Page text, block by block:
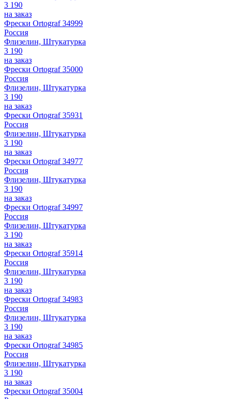
3 190
на заказ
Фрески Ortograf 34999
Россия
Флизелин, Штукатурка
3 190
на заказ
Фрески Ortograf 35000
Россия
Флизелин, Штукатурка
3 190
на заказ
Фрески Ortograf 35931
Россия
Флизелин, Штукатурка
3 190
на заказ
Фрески Ortograf 34977
Россия
Флизелин, Штукатурка
3 190
на заказ
Фрески Ortograf 34997
Россия
Флизелин, Штукатурка
3 190
на заказ
Фрески Ortograf 35914
Россия
Флизелин, Штукатурка
3 190
на заказ
Фрески Ortograf 34983
Россия
Флизелин, Штукатурка
3 190
на заказ
Фрески Ortograf 34985
Россия
Флизелин, Штукатурка
3 190
на заказ
Фрески Ortograf 35004